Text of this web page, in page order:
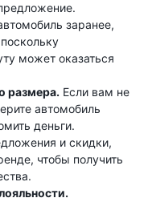
заранее,
может оказаться
размера. Если вам не
автомобиль
деньги.
и скидки,
чтобы получить